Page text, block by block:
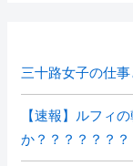
三十路女子の仕
【速報】ルフィ
か？？？？？？？